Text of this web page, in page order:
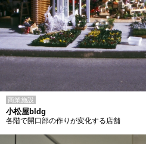
商業施設
小松屋bldg
各階で開口部の作りが変化する店舗